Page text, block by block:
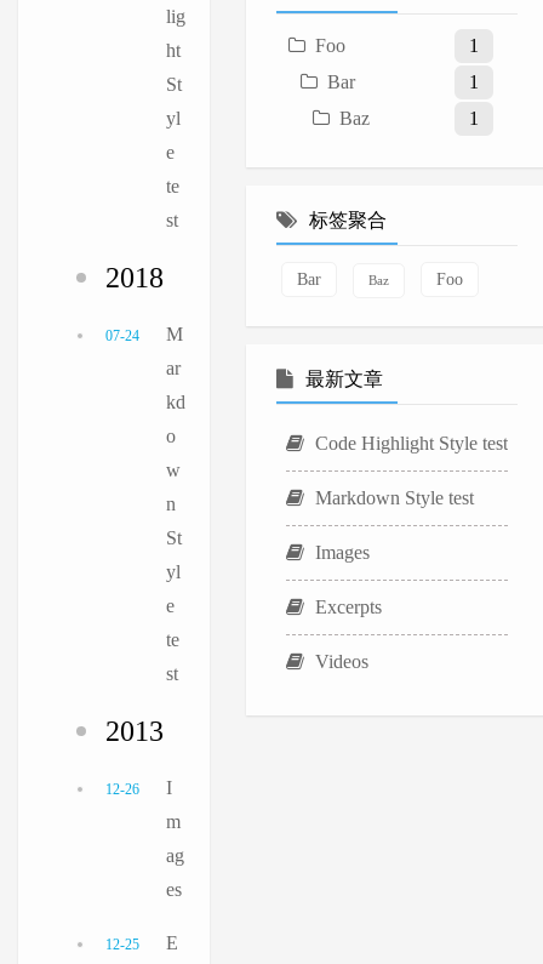
lig
ht
St
yl
e
te
st
2018
M
ar
kd
o
w
n
St
yl
e
te
st
07-24
2013
I
m
ag
es
12-26
E
12-25
Foo
1
Bar
1
Baz
1
标签聚合
Bar Baz Foo
最新文章
Code Highlight Style test
Markdown Style test
Images
Excerpts
Videos